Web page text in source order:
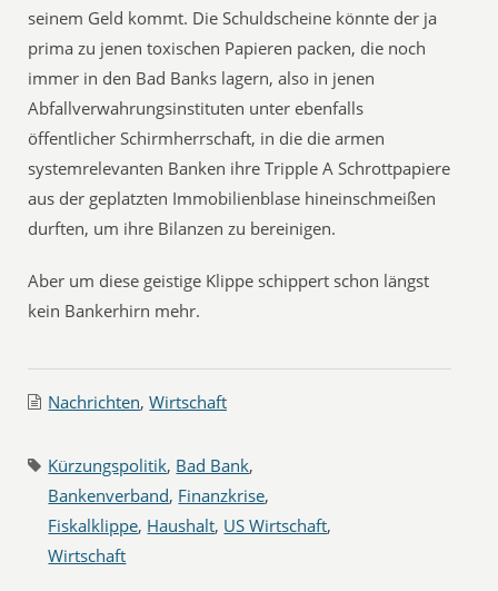
seinem Geld kommt. Die Schuldscheine könnte der ja
prima zu jenen toxischen Papieren packen, die noch
immer in den Bad Banks lagern, also in jenen
Abfallverwahrungsinstituten unter ebenfalls
öffentlicher Schirmherrschaft, in die die armen
systemrelevanten Banken ihre Tripple A Schrottpapiere
aus der geplatzten Immobilienblase hineinschmeißen
durften, um ihre Bilanzen zu bereinigen.
Aber um diese geistige Klippe schippert schon längst
kein Bankerhirn mehr.
Nachrichten,Wirtschaft
Kürzungspolitik, Bad Bank,
Bankenverband, Finanzkrise,
Fiskalklippe, Haushalt, US Wirtschaft,
Wirtschaft